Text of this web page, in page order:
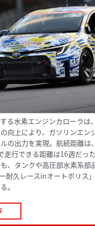
る水素エンジンカローラは
向上により、ガソリンエン
の出力を実現。航続距離は
走行できる距離は16週だっ
、タンクや高圧部水素系部
ー耐久レースinオートポリス
。